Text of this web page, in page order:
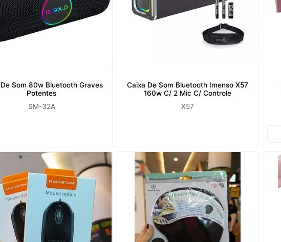
Som 80w Bluetooth Graves
Potentes
SM-32A
Caixa De Som Bluetooth Imenso X57
160w C/ 2 Mic C/ Controle
X57